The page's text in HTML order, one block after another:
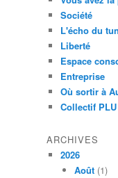
Société
L'écho du
Liberté
Espace
Entreprise
Où sortir à
Collectif
ARCHIVES
2026
Août (1)